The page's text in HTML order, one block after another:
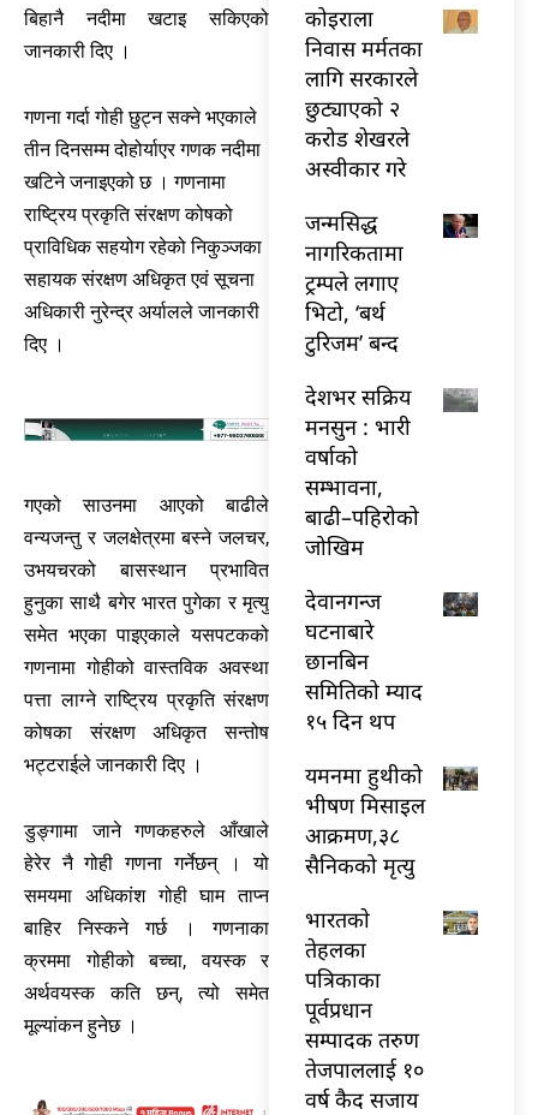
बिहानै नदीमा खटाइ सकिएको
जानकारी दिए ।
गणना गर्दा गोही छुट्न सक्ने भएकाले
तीन दिनसम्म दोहोर्याएर गणक नदीमा
खटिने जनाइएको छ । गणनामा
राष्ट्रिय प्रकृति संरक्षण कोषको
प्राविधिक सहयोग रहेको निकुञ्जका
सहायक संरक्षण अधिकृत एवं सूचना
अधिकारी नुरेन्द्र अर्यालले जानकारी
दिए ।
गएको साउनमा आएको बाढीले
वन्यजन्तु र जलक्षेत्रमा बस्ने जलचर,
उभयचरको बासस्थान प्रभावित
हुनुका साथै बगेर भारत पुगेका र मृत्यु
समेत भएका पाइएकाले यसपटकको
गणनामा गोहीको वास्तविक अवस्था
पत्ता लाग्ने राष्ट्रिय प्रकृति संरक्षण
कोषका संरक्षण अधिकृत सन्तोष
भट्टराईले जानकारी दिए ।
डुङ्गामा जाने गणकहरुले आँखाले
हेरेर नै गोही गणना गर्नेछन् । यो
समयमा अधिकांश गोही घाम ताप्न
बाहिर निस्कने गर्छ । गणनाका
क्रममा गोहीको बच्चा, वयस्क र
अर्थवयस्क कति छन्, त्यो समेत
मूल्यांकन हुनेछ ।
कोइराला
निवास मर्मतका
लागि सरकारले
छुट्याएको २
करोड शेखरले
अस्वीकार गरे
जन्मसिद्ध
नागरिकतामा
ट्रम्पले लगाए
भिटो, ‘बर्थ
टुरिजम’ बन्द
देशभर सक्रिय
मनसुन : भारी
वर्षाको
सम्भावना,
बाढी–पहिरोको
जोखिम
देवानगन्ज
घटनाबारे
छानबिन
समितिको म्याद
१५ दिन थप
यमनमा हुथीको
भीषण मिसाइल
आक्रमण,३८
सैनिकको मृत्यु
भारतकाे
तेहलका
पत्रिकाका
पूर्वप्रधान
सम्पादक तरुण
तेजपाललाई १०
वर्ष कैद सजाय